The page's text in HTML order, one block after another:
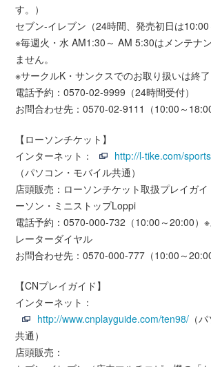
す。）
セブン-イレブン（24時間、発売初日は10:00
※毎週火・水 AM1:30～ AM 5:30はメンテナ
ません。
※サークルK・サンクスでのお取り扱いは終
電話予約：0570-02-9999（24時間受付）
お問合わせ先：0570-02-9111（10:00～18:00
【ローソンチケット】
インターネット：
http://l-tike.com/
（パソコン・モバイル共通）
店頭販売：ローソンチケット取扱プレイガ
ーソン・ミニストップLoppi
電話予約：0570-000-732（10:00～20:00）
レーターダイヤル
お問合わせ先：0570-000-777（10:00～20:00
【CNプレイガイド】
インターネット：
http://www.cnplayguide.com/ten98/ （
共通）
店頭販売：